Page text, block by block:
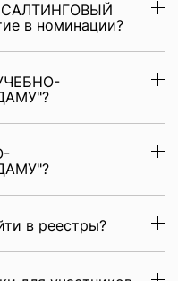
в номинации?
в реестры?